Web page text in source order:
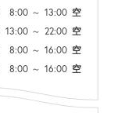
8:00 ～ 13:00 空
13:00 ～ 22:00 空
8:00 ～ 16:00 空
8:00 ～ 16:00 空